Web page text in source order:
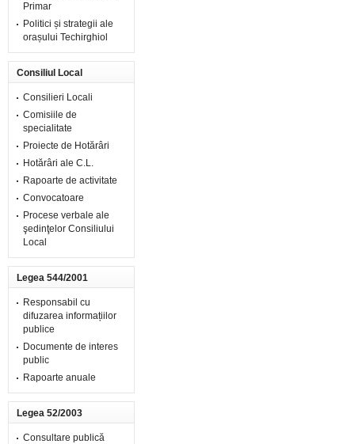
Primar
Politici și strategii ale
orașului Techirghiol
Consiliul Local
Consilieri Locali
Comisiile de
specialitate
Proiecte de Hotărâri
Hotărâri ale C.L.
Rapoarte de activitate
Convocatoare
Procese verbale ale
şedinţelor Consiliului
Local
Legea 544/2001
Responsabil cu
difuzarea informațiilor
publice
Documente de interes
public
Rapoarte anuale
Legea 52/2003
Consultare publică